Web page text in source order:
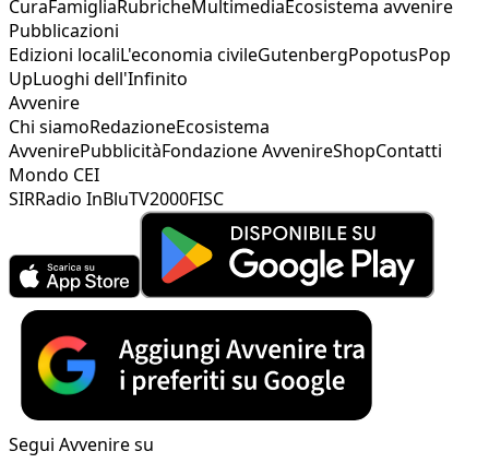
CuraFamigliaRubricheMultimediaEcosistema avvenire
Pubblicazioni
Edizioni localiL'economia civileGutenbergPopotusPop
UpLuoghi dell'Infinito
Avvenire
Chi siamoRedazioneEcosistema
AvvenirePubblicitàFondazione AvvenireShopContatti
Mondo CEI
SIRRadio InBluTV2000FISC
Segui Avvenire su